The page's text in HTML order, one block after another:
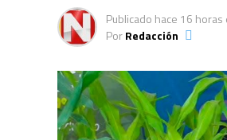
Publicado hace 16 horas
PorRedacción